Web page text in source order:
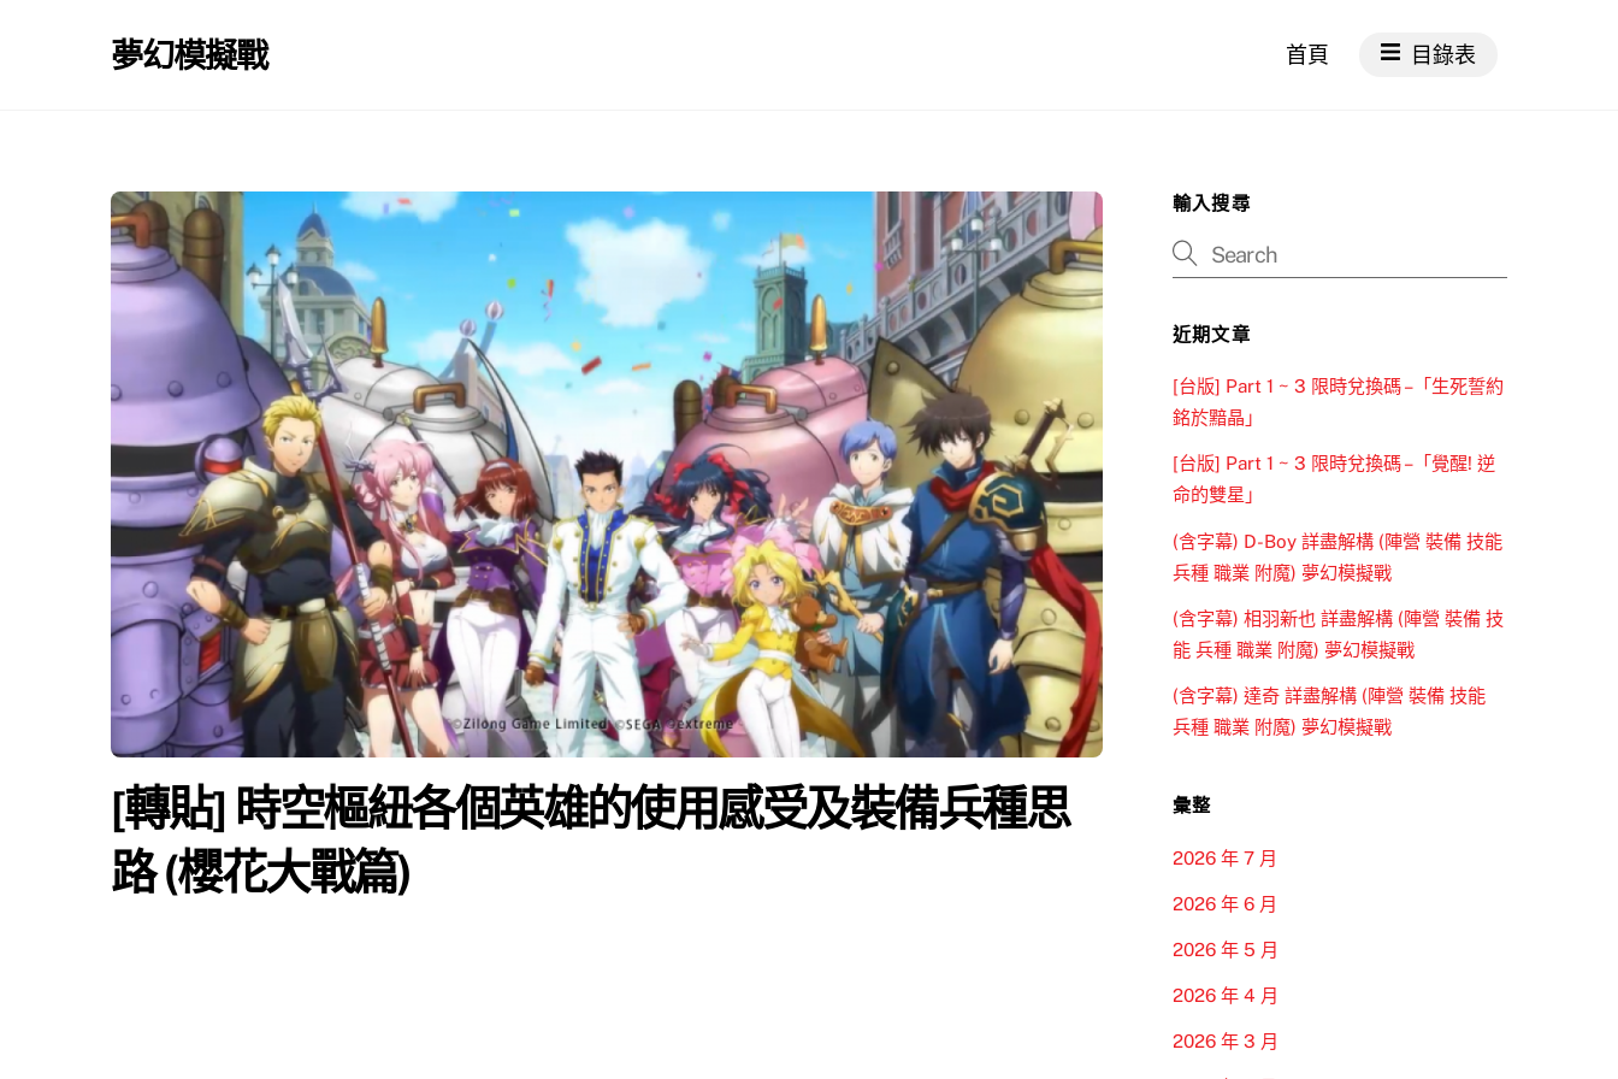
夢幻模擬戰 首頁 目錄表
[轉貼] 時空樞紐各個英雄的使用感受及裝備兵種思
路 (櫻花大戰篇)
輸入搜尋
近期文章
[台版] Part 1 ~ 3 限時兌換碼 –「生死誓約
銘於黯晶」
[台版] Part 1 ~ 3 限時兌換碼 –「覺醒! 逆
命的雙星」
(含字幕) D-Boy 詳盡解構 (陣營 裝備 技能
兵種 職業 附魔) 夢幻模擬戰
(含字幕) 相羽新也 詳盡解構 (陣營 裝備 技
能 兵種 職業 附魔) 夢幻模擬戰
(含字幕) 達奇 詳盡解構 (陣營 裝備 技能
兵種 職業 附魔) 夢幻模擬戰
彙整
2026 年 7 月
2026 年 6 月
2026 年 5 月
2026 年 4 月
2026 年 3 月